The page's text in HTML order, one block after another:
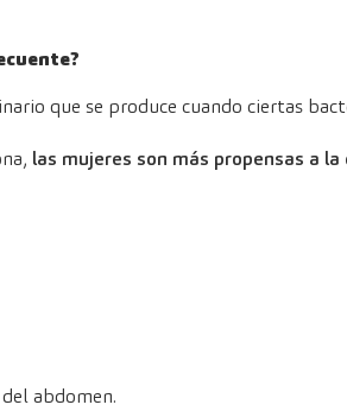
que se produce cuando ciertas
las mujeres son más propensas a
abdomen.